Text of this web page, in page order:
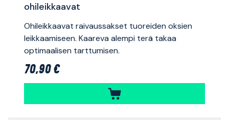
ohileikkaavat
Ohileikkaavat raivaussakset tuoreiden oksien
leikkaamiseen. Kaareva alempi terä takaa
optimaalisen tarttumisen.
70,90 €